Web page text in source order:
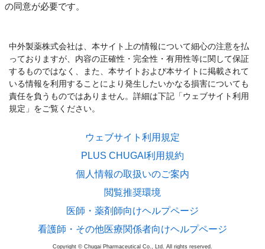
の同意が必要です。
中外製薬株式会社は、本サイト上の情報について細心の注意を払
っておりますが、内容の正確性・完全性・有用性等に関して保証
するものではなく、また、本サイトおよび本サイトに掲載されて
いる情報を利用することにより発生したいかなる損害についても
責任を負うものではありません。詳細は下記「ウェブサイト利用
規定」をご覧ください。
ウェブサイト利用規定
PLUS CHUGAI利用規約
個人情報の取扱いのご案内
閲覧推奨環境
医師・薬剤師向けヘルプページ
看護師・その他医療関係者向けヘルプページ
Copyright © Chugai Pharmaceutical Co., Ltd. All rights reserved.